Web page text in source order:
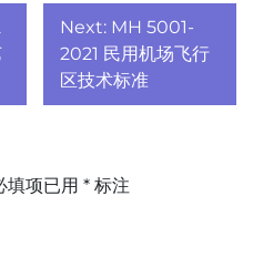
Next: MH 5001-
2021 民用机场飞行
区技术标准
填项已用 * 标注